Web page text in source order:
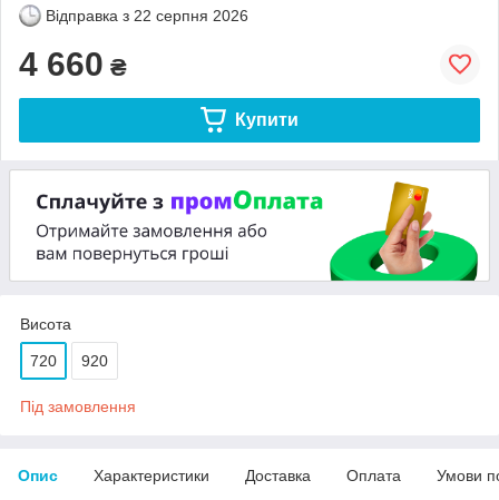
Відправка з 22 серпня 2026
4 660 ₴
Купити
Висота
720 920
Під замовлення
Опис Характеристики Доставка Оплата Умови